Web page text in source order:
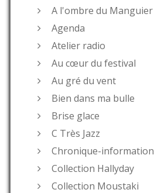
A l'ombre du Manguier
Agenda
Atelier radio
Au cœur du festival
Au gré du vent
Bien dans ma bulle
Brise glace
C Très Jazz
Chronique-information
Collection Hallyday
Collection Moustaki